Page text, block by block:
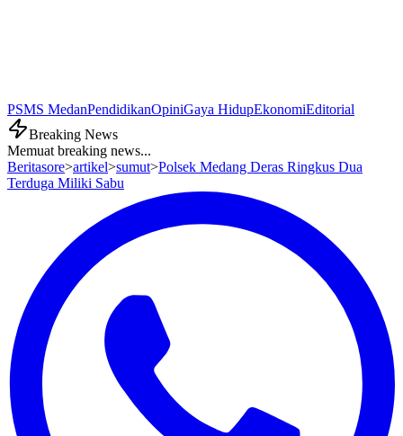
PSMS MedanPendidikanOpiniGaya HidupEkonomiEditorial
Breaking News
Memuat breaking news...
Beritasore>artikel>sumut>Polsek Medang Deras Ringkus Dua
Terduga Miliki Sabu